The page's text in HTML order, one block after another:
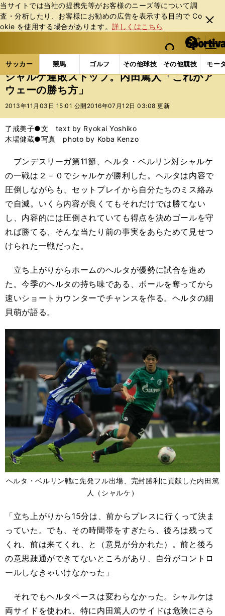
当サイトでは当社の提携先等がお客様のニーズ等について調
査・分析したり、お客様にお勧めの広告を表⽰する⽬的で Co
okie を使⽤する場合があります。詳しくはこちら
閉じ
る
web Sportiva (webスポルティーバ)
検索
マイペ
ー
ジ
メニュ
サッカー 競馬 ゴルフ その他球技 その他競技 モー
ス
ポ
ル
バ
サッカーの記事一覧 海外サッカー 海外サッカー
シャルケ連敗ストップ。内田篤人「これがア
ウェーの勝ち方」
2013年11月03日 15:01 公開 2016年07月12日 03:08 更新
了戒美子●文 text by Ryokai Yoshiko
木場健蔵●写真 photo by Koba Kenzo
ブンデスリーガ第11節、ヘルタ・ベルリン対シャルケ
の一戦は２－０でシャルケが勝利した。ヘルタは内容で
圧倒しながらも、セットプレイから自分たちのミス絡み
で自滅。いくら内容が良くてもそれだけでは勝てない
し、内容的には圧倒されていても得点を決めゴールを守
れば勝てる、そんな当たり前の事実をあらためて見せつ
けられた一戦だった。
立ち上がりからホームのヘルタが優勢に試合を進め
た。今季のヘルタの持ち味である、ボールを奪ってから
速いショートカウンターでチャンスを作る。ヘルタの細
貝萌が語る。
ヘルタ・ベルリン戦に先発フル出場、完封勝利に貢献した内田篤
人（シャルケ）
「立ち上がりから15分は、前からプレスに行くって決ま
っていた。でも、その時間帯をすぎたら、後ろは残って
くれ、前は来てくれ、と（意見が分かれた）。前と後ろ
の意思疎通ができてないところがあり、自分がコントロ
ールしなきゃいけなかった」
それでもヘルタペースは変わらなかった。シャルケは
両サイドを使われ、特に内田篤人のサイドは危険にさら